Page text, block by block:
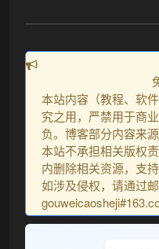
本站内容（教程、软
究之用，严禁用于商
负。博客部分内容来
本站不承担相关版权
内删除相关资源，支持
如涉及侵权，请通过邮